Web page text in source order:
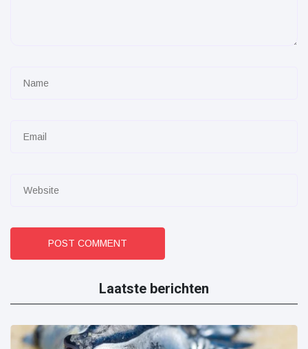
POST COMMENT
Laatste berichten